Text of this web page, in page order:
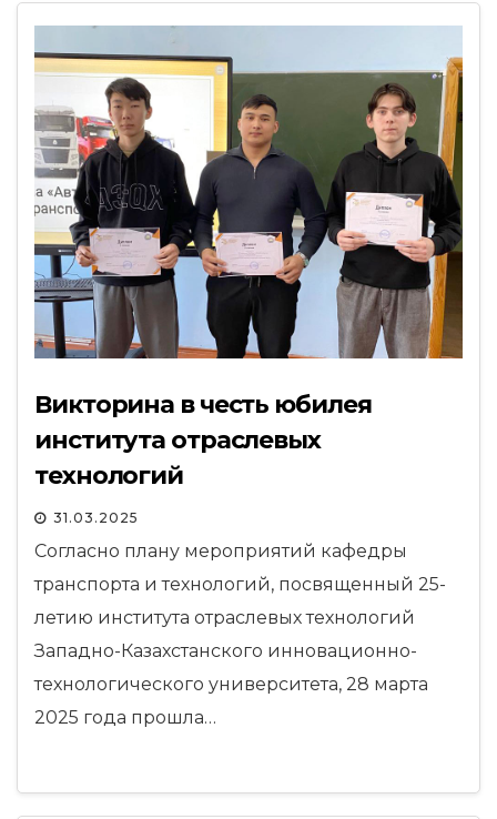
Викторина в честь юбилея
института отраслевых
технологий
31.03.2025
Согласно плану мероприятий кафедры
транспорта и технологий, посвященный 25-
летию института отраслевых технологий
Западно-Казахстанского инновационно-
технологического университета, 28 марта
2025 года прошла…